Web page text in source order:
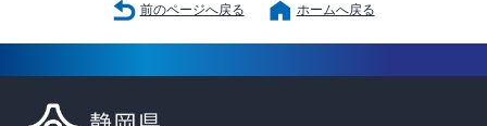
前のページへ戻る ホームへ戻る